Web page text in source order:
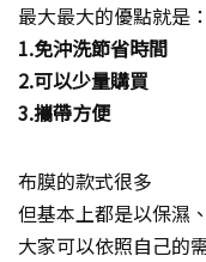
最大最大的優點就是：
1.免沖洗節省時間
2.可以少量購買
3.攜帶方便
布膜的款式很多
但基本上都是以保濕
大家可以依照自己的